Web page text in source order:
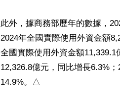
此外，據商務部歷年的數據，
2024年全國實際使用外資金額
全國實際使用外資金額
12,326.8億元，同比增長6.3%
14.9%。△